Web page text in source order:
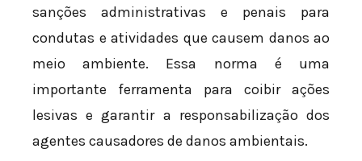
sanções administrativas e penais para
condutas e atividades que causem danos ao
meio ambiente. Essa norma é uma
importante ferramenta para coibir ações
lesivas e garantir a responsabilização dos
agentes causadores de danos ambientais.